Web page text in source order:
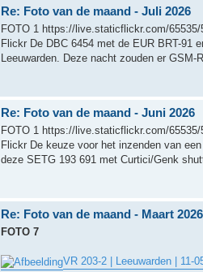
Re: Foto van de maand - Juli 2026
FOTO 1 https://live.staticflickr.com/65535/
Flickr De DBC 6454 met de EUR BRT-91
Leeuwarden. Deze nacht zouden er GSM-
Re: Foto van de maand - Juni 2026
FOTO 1 https://live.staticflickr.com/
Flickr De keuze voor het inzenden van
deze SETG 193 691 met Curtici/Genk
Re: Foto van de maand - Maart 2026
FOTO 7
VR 203-2 | Leeuwarden | 11-